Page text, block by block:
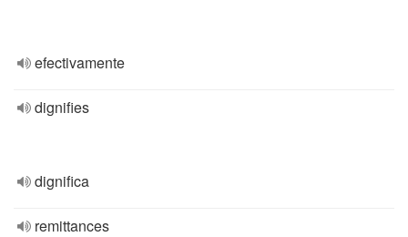
efectivamente
dignifies
dignifica
remittances